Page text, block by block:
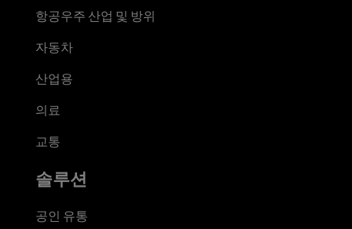
항공우주 산업 및 방위
자동차
산업용
의료
교통
솔루션
공인 유통